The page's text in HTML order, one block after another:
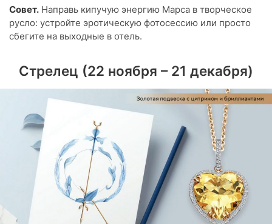
Совет. Направь кипучую энергию Марса в творческое
русло: устройте эротическую фотосессию или просто
сбегите на выходные в отель.
Стрелец (22 ноября – 21 декабря)